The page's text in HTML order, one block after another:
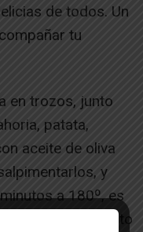
de todos. Un
tu
en trozos, junto
patata,
aceite de oliva
y
a 180º, es
un primer plato